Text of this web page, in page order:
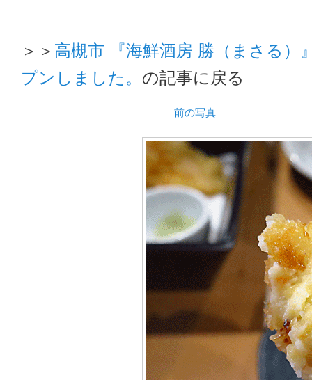
＞＞ 高槻市 『海鮮酒房 勝（まさる
プンしました。 の記事に戻る
前の写真